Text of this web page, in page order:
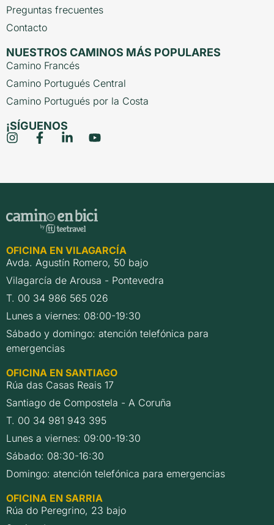
Preguntas frecuentes
Contacto
NUESTROS CAMINOS MÁS POPULARES
Camino Francés
Camino Portugués Central
Camino Portugués por la Costa
¡SÍGUENOS
OFICINA EN VILAGARCÍA
Avda. Agustín Romero, 50 bajo
Vilagarcía de Arousa - Pontevedra
T. 00 34 986 565 026
Lunes a viernes: 08:00-19:30
Sábado y domingo: atención telefónica para
emergencias
OFICINA EN SANTIAGO
Rúa das Casas Reais 17
Santiago de Compostela - A Coruña
T. 00 34 981 943 395
Lunes a viernes: 09:00-19:30
Sábado: 08:30-16:30
Domingo: atención telefónica para emergencias
OFICINA EN SARRIA
Rúa do Peregrino, 23 bajo